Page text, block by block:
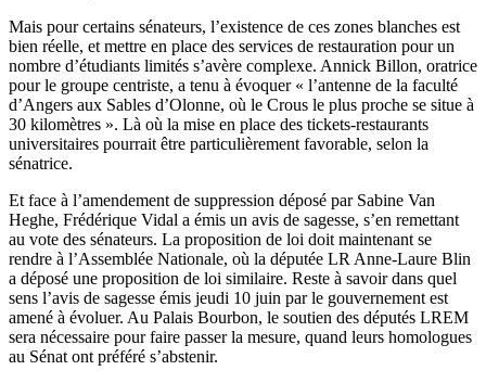
Mais pour certains sénateurs, l’existence de ces zones blanches est
bien réelle, et mettre en place des services de restauration pour un
nombre d’étudiants limités s’avère complexe. Annick Billon, oratrice
pour le groupe centriste, a tenu à évoquer « l’antenne de la faculté
d’Angers aux Sables d’Olonne, où le Crous le plus proche se situe à
30 kilomètres ». Là où la mise en place des tickets-restaurants
universitaires pourrait être particulièrement favorable, selon la
sénatrice.
Et face à l’amendement de suppression déposé par Sabine Van
Heghe, Frédérique Vidal a émis un avis de sagesse, s’en remettant
au vote des sénateurs. La proposition de loi doit maintenant se
rendre à l’Assemblée Nationale, où la députée LR Anne-Laure Blin
a déposé une proposition de loi similaire. Reste à savoir dans quel
sens l’avis de sagesse émis jeudi 10 juin par le gouvernement est
amené à évoluer. Au Palais Bourbon, le soutien des députés LREM
sera nécessaire pour faire passer la mesure, quand leurs homologues
au Sénat ont préféré s’abstenir.